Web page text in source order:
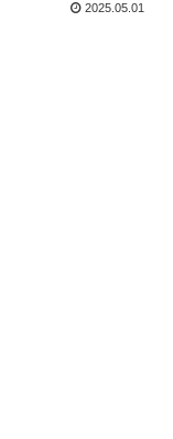
2025.05.01